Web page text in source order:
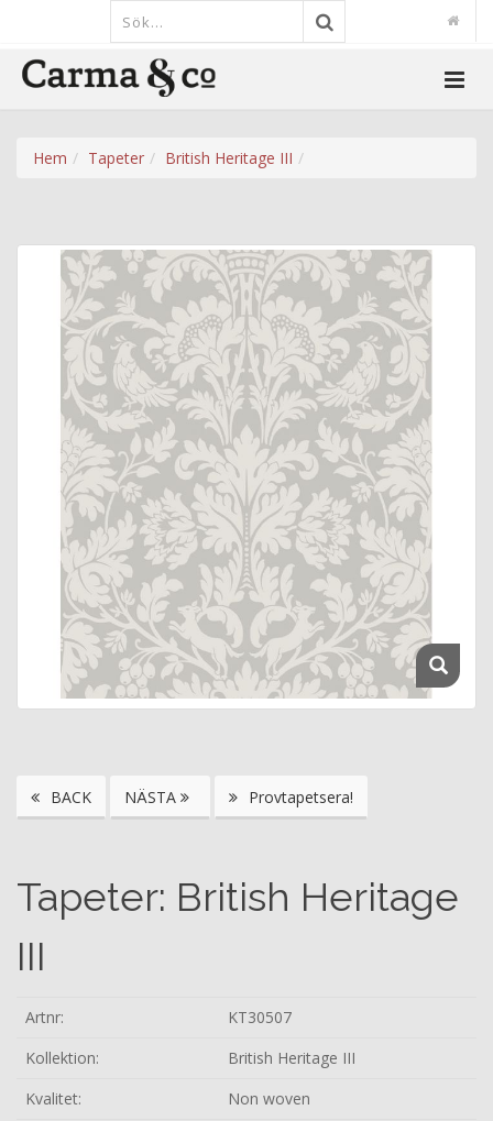
Hem Tapeter British Heritage III
BACK NÄSTA Provtapetsera!
Tapeter: British Heritage
III
Artnr:
KT30507
Kollektion:
British Heritage III
Kvalitet:
Non woven